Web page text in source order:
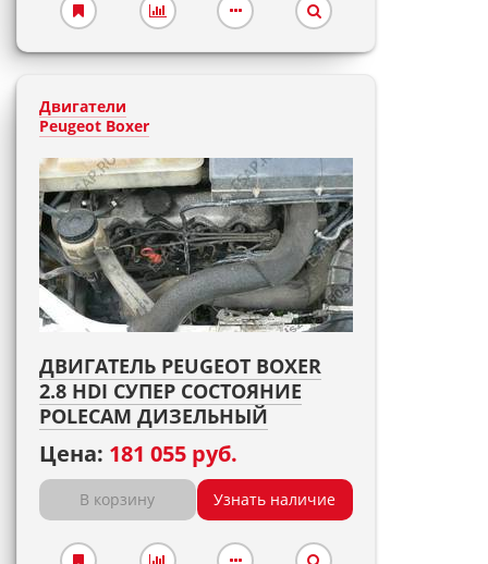
Двигатели
Peugeot Boxer
ДВИГАТЕЛЬ PEUGEOT BOXER
2.8 HDI СУПЕР СОСТОЯНИЕ
POLECAM ДИЗЕЛЬНЫЙ
Цена: 181 055 руб.
В корзину Узнать наличие